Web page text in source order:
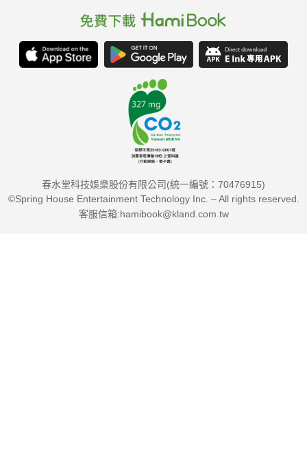
春水堂科技娛樂股份有限公司(統一編號：70476915)
©Spring House Entertainment Technology Inc. – All rights reserved.
客服信箱:hamibook@kland.com.tw